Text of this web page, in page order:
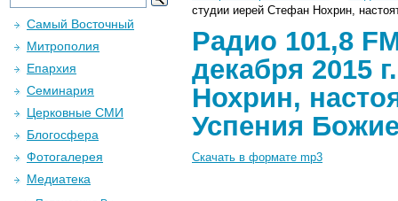
студии иерей Стефан Нохрин,
Радио 101,8
декабря 2015
Нохрин,
Успения
Скачать в формате mp3
Самый Восточный
Митрополия
Епархия
Семинария
Церковные СМИ
Блогосфера
Фотогалерея
Медиатека